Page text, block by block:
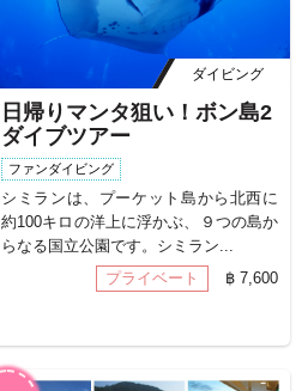
ダイビング
日帰りマンタ狙い！ボン島2
ダイブツアー
ファンダイビング
シミランは、プーケット島から北西に
約100キロの洋上に浮かぶ、９つの島か
らなる国立公園です。シミラン...
プライベート
฿ 7,600